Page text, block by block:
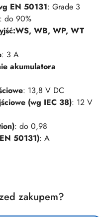
EN 50131: Grade 3
: do 90%
WB, WP, WT
: 3 A
akumulatora
: 13,8 V DC
(wg IEC 38): 12 V
: do 0,98
50131): A
zakupem?